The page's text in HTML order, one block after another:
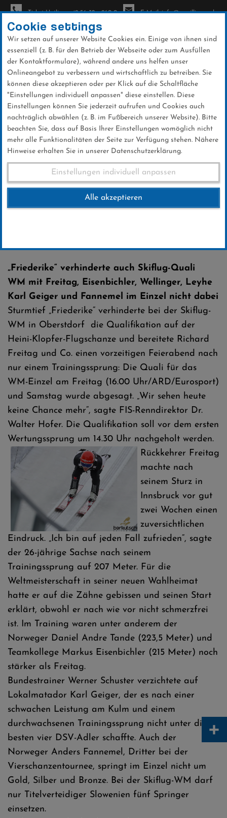
Direkt
zum
Inhalt
Ticket-Hotline: +49 56 32 - 960-0 E-Mail: info@sc-willingen.de
News
Weltcup-Splitter 18.01.2018
18 .Januar 2018
„Friederike“ verhinderte auch Skiflug-Quali
WM mit Freitag, Eisenbichler, Wellinger, Leyhe
Karl Geiger und Fannemel im Einzel nicht dabei
Sturmtief „Friederike“ verhinderte bei der Skiflug-
WM in Oberstdorf die Qualifikation auf der
Heini-Klopfer-Flugschanze und bereitete Richard
Freitag und Co. einen vorzeitigen Feierabend nach
nur einem Trainingssprung: Die Quali für das
WM-Einzel am Freitag (16.00 Uhr/ARD/Eurosport)
und Samstag wurde abgesagt. „Wir sehen heute
keine Chance mehr“, sagte FIS-Renndirektor Dr.
Walter Hofer. Die Qualifikation soll vor dem ersten
Wertungssprung um 14.30 Uhr nachgeholt werden.
Rückkehrer Freitag
machte nach
seinem Sturz in
Innsbruck vor gut
zwei Wochen einen
zuversichtlichen
Eindruck. „Ich bin auf jeden Fall zufrieden“, sagte
der 26-jährige Sachse nach seinem
Trainingssprung auf 207 Meter. Für die
Weltmeisterschaft in seiner neuen Wahlheimat
hatte er auf die Zähne gebissen und seinen Start
erklärt, obwohl er nach wie vor nicht schmerzfrei
ist. Im Training waren unter anderem der
Norweger Daniel Andre Tande (223,5 Meter) und
Teamkollege Markus Eisenbichler (215 Meter) noch
stärker als Freitag.
Bundestrainer Werner Schuster verzichtete auf
Lokalmatador Karl Geiger, der es nach einer
schwachen Leistung am Kulm und einem
durchwachsenen Trainingssprung nicht unter die
besten vier DSV-Adler schaffte. Auch der
Norweger Anders Fannemel, Dritter bei der
Vierschanzentournee, springt im Einzel nicht um
Gold, Silber und Bronze. Bei der Skiflug-WM darf
nur Titelverteidiger Slowenien fünf Springer
einsetzen.
Cookie settings
Wir setzen auf unserer Website Cookies ein. Einige von ihnen sind
essenziell (z. B. für den Betrieb der Webseite oder zum Ausfüllen
der Kontaktformulare), während andere uns helfen unser
Onlineangebot zu verbessern und wirtschaftlich zu betreiben. Sie
können diese akzeptieren oder per Klick auf die Schaltfläche
"Einstellungen individuell anpassen" diese einstellen. Diese
Einstellungen können Sie jederzeit aufrufen und Cookies auch
nachträglich abwählen (z. B. im Fußbereich unserer Website). Bitte
beachten Sie, dass auf Basis Ihrer Einstellungen womöglich nicht
mehr alle Funktionalitäten der Seite zur Verfügung stehen. Nähere
Hinweise erhalten Sie in unserer Datenschutzerklärung.
Einstellungen individuell anpassen
Alle akzeptieren
+